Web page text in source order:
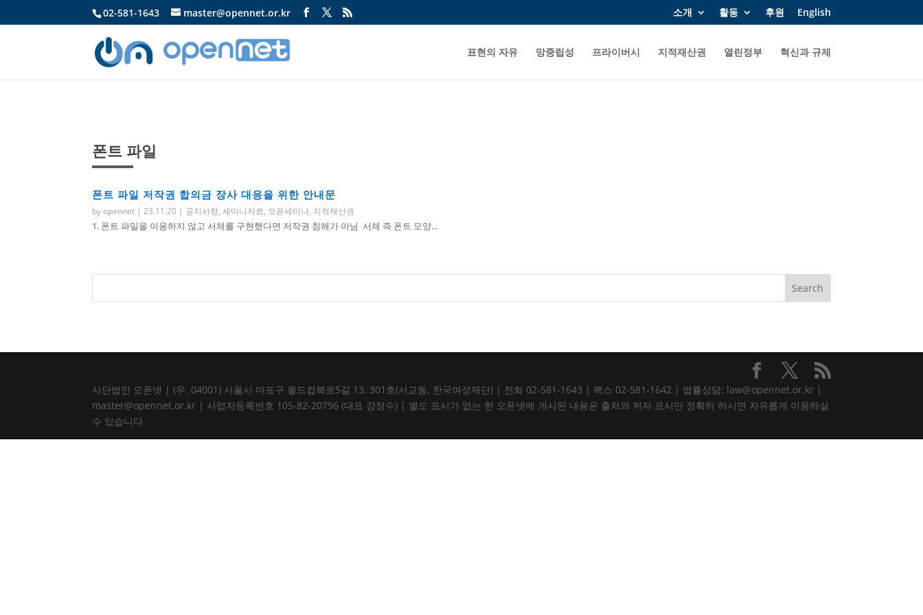
02-581-1643 master@opennet.or.kr 소개 활동 후원 English
표현의 자유 망중립성 프라이버시 지적재산권 열린정부 혁신과 규제
폰트 파일
폰트 파일 저작권 합의금 장사 대응을 위한 안내문
byopennet |23.11.20 | 공지사항,세미나자료, 오픈세미나, 지적재산권
1. 폰트 파일을 이용하지 않고 서체를 구현했다면 저작권 침해가 아님 서체 즉 폰트 모양...
사단법인 오픈넷 | (우. 04001) 서울시 마포구 월드컵북로5길 13, 301호(서교동, 한국여성재단) | 전화 02-581-1643 | 팩스 02-581-1642 | 법률상담: law@opennet.or.kr |
master@opennet.or.kr | 사업자등록번호 105-82-20796 (대표 강정수) | 별도 표시가 없는 한 오픈넷에 게시된 내용은 출처와 저자 표시만 정확히 하시면 자유롭게 이용하실
수 있습니다.